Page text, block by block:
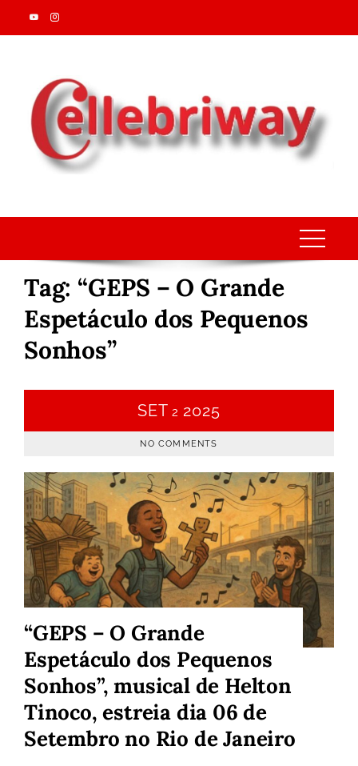
Skip
to
Tag: “GEPS – O Grande
Espetáculo dos Pequenos
Sonhos”
SET 2 2025
NO COMMENTS
“GEPS – O Grande
Espetáculo dos Pequenos
Sonhos”, musical de Helton
Tinoco, estreia dia 06 de
Setembro no Rio de Janeiro